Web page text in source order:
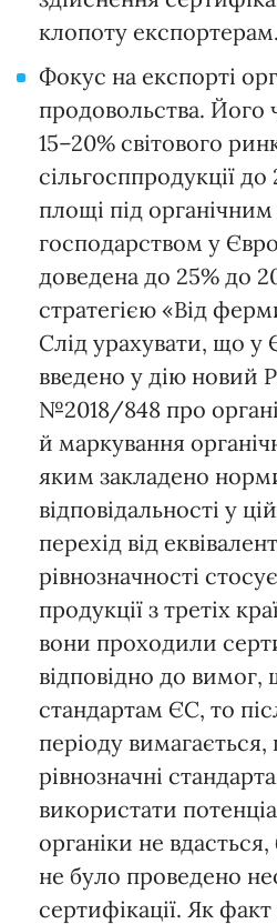
клопоту експортерам.
Фокус на експорті
продовольства. Його
15–20% світового
сільгосппродукції
площі під
господарством у
доведена до 25% до
стратегією «Від
Слід урахувати, що у
введено у дію новий
№2018/848 про
й маркування
яким закладено
відповідальності у
перехід від
рівнозначності
продукції з третіх
вони проходили
відповідно до вимог,
стандартам ЄС, то
періоду
рівнозначні
використати
органіки не
не було проведено
сертифікації. Як факт